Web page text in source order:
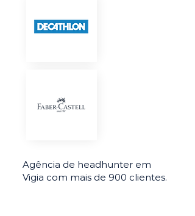
Agência de headhunter em
Vigia com mais de 900 clientes.